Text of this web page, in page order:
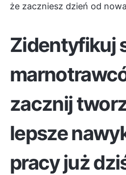
że zaczniesz dzień od
Zidentyfikuj
zacznij
lepsze
pracy już